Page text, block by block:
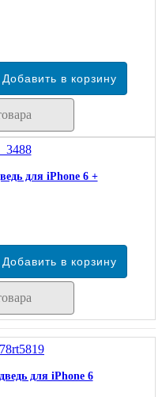
для iPhone 6 +
для iPhone 6